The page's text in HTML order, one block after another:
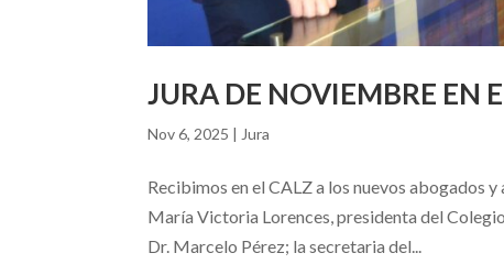
JURA DE NOVIEMBRE EN
Nov 6, 2025 | Jura
Recibimos en el CALZ a los nuevos abogados
María Victoria Lorences, presidenta del
Dr. Marcelo Pérez; la secretaria del...